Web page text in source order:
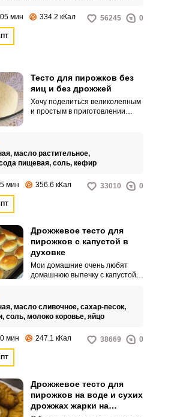
мин 334.2 кКал 56245 0
Тесто для пирожков без
яиц и без дрожжей
Хочу поделиться великолепным
и простым в приготовлении
который можно использовать
для приготовления не только
пирожков, но и пиццы или
масло растительное,
пищевая, соль, кефир
мин 356.6 кКал 33010 0
Дрожжевое тесто для
пирожков с капустой в
духовке
Мои домашние очень любят
домашнюю выпечку с капустой,
приготовления пирожков я
использую дрожжевое тесто,
удовольствием хочу поделиться
с вами.
масло сливочное, сахар-песок,
соль, молоко коровье, яйцо
мин 247.1 кКал 38669 0
Дрожжевое тесто для
пирожков на воде и сухих
дрожжах жарки на